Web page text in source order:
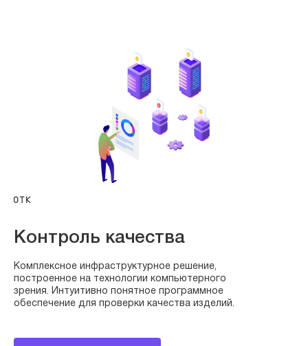
OTK
Контроль качества
Комплексное инфраструктурное решение,
построенное на технологии компьютерного
зрения. Интуитивно понятное программное
обеспечение для проверки качества изделий.